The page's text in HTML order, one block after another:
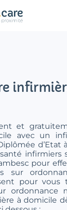
et
avec un
d’Etat
infirmiers
pour
sur
pour vous
ordonnance
à domicile